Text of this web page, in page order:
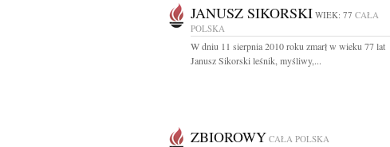
JANUSZ SIKORSKI WIEK: 77 CAŁA
POLSKA
W dniu 11 sierpnia 2010 roku zmarł w wieku 77 lat
Janusz Sikorski leśnik, myśliwy,...
ZBIOROWY CAŁA POLSKA